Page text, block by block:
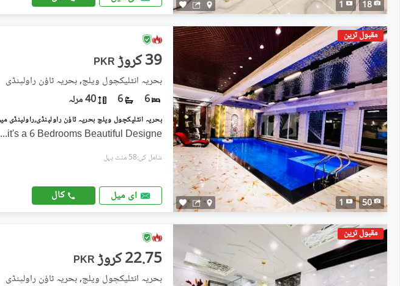
18
1
مقبول ترین
50
1
PKR 39 کروڑ
بحریہ انٹلیکچول ویلج, بحریہ ٹاؤن راولپنڈی
6
6 40 مرلہ
it's a 6 Bedrooms Beautiful Designe
...
شامل کی:58 منٹ پہل
ای میل کال
مقبول ترین
PKR 22.75 کروڑ
بحریہ انٹلیکچول ویلج, بحریہ ٹاؤن راولپنڈی